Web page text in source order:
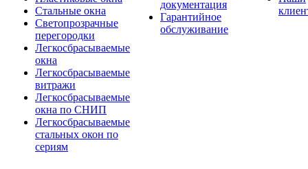
Стальные окна
Светопрозрачные
перегородки
Легкосбрасываемые
окна
Легкосбрасываемые
витражи
Легкосбрасываемые
окна по СНИП
Легкосбрасываемые
стальных окон по
сериям
документация
Гарантийное
обслуживание